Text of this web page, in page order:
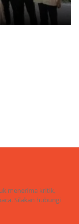
menerima kritik,
Silakan hubungi